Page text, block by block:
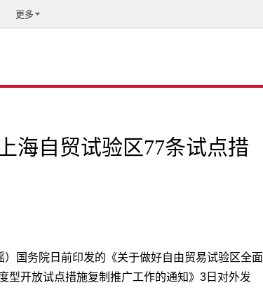
更多
海自贸试验区77条试点措
国务院日前印发的《关于做好自由贸易试验区全面
型开放试点措施复制推广工作的通知》3日对外发